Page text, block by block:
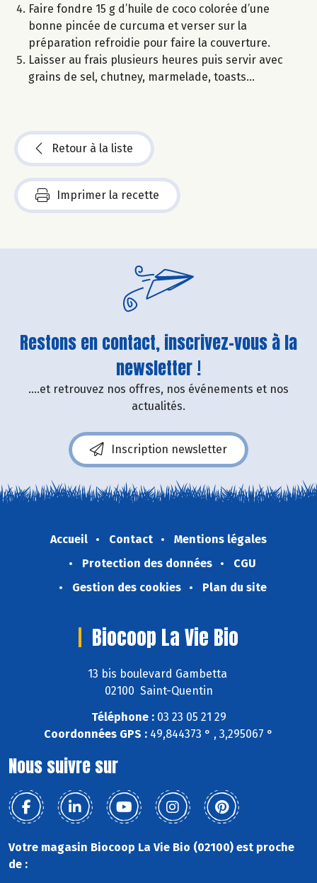
Faire fondre 15 g d’huile de coco colorée d’une
bonne pincée de curcuma et verser sur la
préparation refroidie pour faire la couverture.
Laisser au frais plusieurs heures puis servir avec
grains de sel, chutney, marmelade, toasts...
Retour à la liste
Imprimer la recette
Restons en contact, inscrivez-vous à la
newsletter !
....et retrouvez nos offres, nos événements et nos
actualités.
Inscription newsletter
Accueil Contact
Mentions légales
Protection des données
CGU
Gestion des cookies
Plan du site
Biocoop La Vie Bio
13 bis boulevard Gambetta
02100 Saint-Quentin
Téléphone :03 23 05 21 29
Coordonnées GPS : 49,844373 ° , 3,295067 °
Nous suivre sur
Votre magasin Biocoop La Vie Bio (02100) est proche
de :